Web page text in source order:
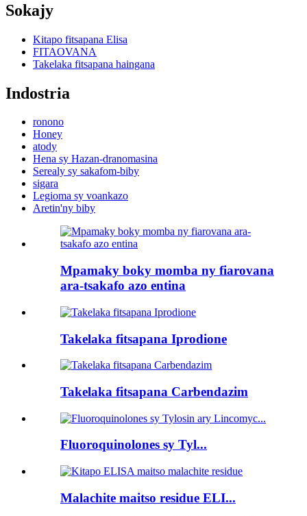
Sokajy
Kitapo fitsapana Elisa
FITAOVANA
Takelaka fitsapana haingana
Indostria
ronono
Honey
atody
Hena sy Hazan-dranomasina
Serealy sy sakafom-biby
sigara
Legioma sy voankazo
Aretin'ny biby
Mpamaky boky momba ny fiarovana
ara-tsakafo azo entina
Takelaka fitsapana Iprodione
Takelaka fitsapana Carbendazim
Fluoroquinolones sy Tyl...
Malachite maitso residue ELI...